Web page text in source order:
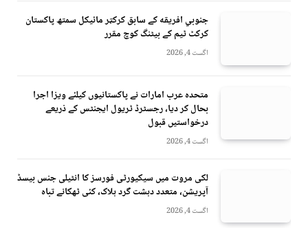
جنوبي افريقه کے سابق کرکټر مائیکل سمتھ پاکستان
کرکٹ ٹیم کے بیٹنگ کوچ مقرر
اگست 4, 2026
متحدہ عرب امارات نے پاکستانیوں کیلئے ویزا اجرا
بحال کر دیا، رجسٹرڈ ٹریول ایجنٹس کے ذریعے
درخواستیں قبول
اگست 4, 2026
لکی مروت میں سیکیورٹی فورسز کا انٹیلی جنس بیسڈ
آپریشن، متعدد دہشت گرد ہلاک، کئی ٹھکانے تباہ
اگست 4, 2026